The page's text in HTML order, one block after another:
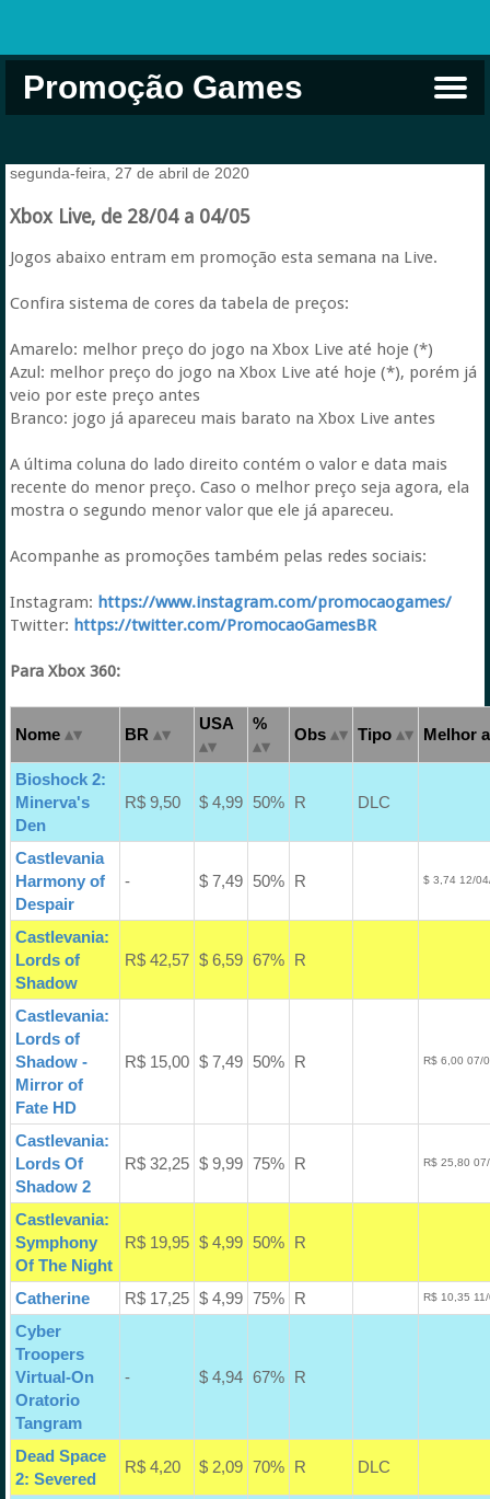
Promoção Games
segunda-feira, 27 de abril de 2020
Xbox Live, de 28/04 a 04/05
Jogos abaixo entram em promoção esta semana na Live.
Confira sistema de cores da tabela de preços:
Amarelo: melhor preço do jogo na Xbox Live até hoje (*)
Azul: melhor preço do jogo na Xbox Live até hoje (*), porém já
veio por este preço antes
Branco: jogo já apareceu mais barato na Xbox Live antes
A última coluna do lado direito contém o valor e data mais
recente do menor preço. Caso o melhor preço seja agora, ela
mostra o segundo menor valor que ele já apareceu.
Acompanhe as promoções também pelas redes sociais:
Instagram: https://www.instagram.com/promocaogames/
Twitter: https://twitter.com/PromocaoGamesBR
Para Xbox 360:
Nome BR
USA %
Obs Tipo Melhor
Bioshock 2:
Minerva's
Den
R$ 9,50 $ 4,99 50% R DLC
Castlevania
Harmony of
Despair
- $ 7,49 50% R $ 3,74 12/
Castlevania:
Lords of
Shadow
R$ 42,57 $ 6,59 67% R
Castlevania:
Lords of
Shadow -
Mirror of
Fate HD
R$ 15,00 $ 7,49 50% R R$ 6,00 07/
Castlevania:
Lords Of
Shadow 2
R$ 32,25 $ 9,99 75% R R$ 25,80
Castlevania:
Symphony
Of The Night
R$ 19,95 $ 4,99 50% R
Catherine R$ 17,25 $ 4,99 75% R R$ 10,35
Cyber
Troopers
Virtual-On
Oratorio
Tangram
- $ 4,94 67% R
Dead Space
2: Severed
R$ 4,20 $ 2,09 70% R DLC